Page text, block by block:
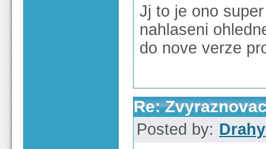
Jj to je ono
nahlaseni
do nove verze
Re:
Posted by: Drahy